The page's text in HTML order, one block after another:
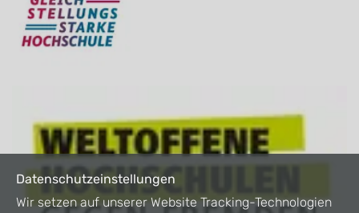
Datenschutzeinstellungen
Wir setzen auf unserer Website Tracking-Technologien